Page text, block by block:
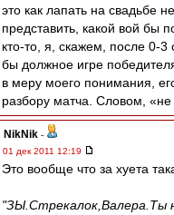
это как лапать на свадьбе
представить, какой вой бы
кто-то, я, скажем, после 0-3
бы должное игре
в меру моего понимания,
разбору матча. Словом, «не
NikNik -
01 дек 2011 12:19
Это вообще что за хуета
"ЗЫ.Стрекалок,Валера.Ты